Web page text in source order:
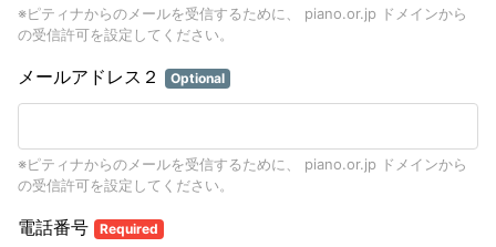
※ピティナからのメールを受信するために、 piano.or.jp ドメインから
の受信許可を設定してください。
メールアドレス２ Optional
※ピティナからのメールを受信するために、 piano.or.jp ドメインから
の受信許可を設定してください。
電話番号 Required